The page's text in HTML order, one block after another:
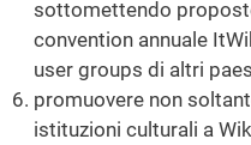
sottomettendo
convention annuale
user groups di altri
promuovere non
istituzioni culturali a